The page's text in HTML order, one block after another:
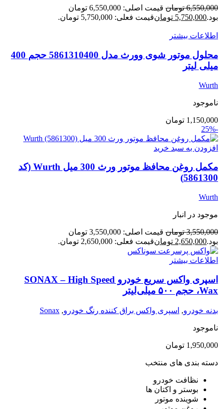
6,550,000 تومان
قیمت اصلی: 6,550,000 تومان
بود.5,750,000 تومانقیمت فعلی: 5,750,000 تومان.
اطلاعات بیشتر
محلول موتور شوی وورث مدل 5861310400 حجم 400
میلی لیتر
Wurth
ناموجود
1,150,000 تومان
-25%
افزودن به سبد خرید
مکمل روغن محافظ موتور ورث 300 میل Wurth (کد
5861300)
Wurth
موجود در انبار
3,550,000 تومان
قیمت اصلی: 3,550,000 تومان
بود.2,650,000 تومانقیمت فعلی: 2,650,000 تومان.
اطلاعات بیشتر
اسپری واکس سریع خودرو SONAX – High Speed
Wax، حجم ۵۰۰ میلی‌لیتر
بدنه خودرو, اسپری واکس براق کننده رنگ خودرو,
Sonax
ناموجود
1,950,000 تومان
دسته بندی های منتخب
نظافت خودرو
بوستر و اکتان ها
شوینده موتور